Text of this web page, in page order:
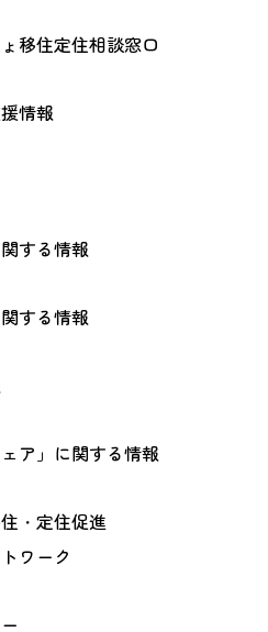
移住定住相談窓口
情報
する情報
する情報
ェア」に関する情報
・定住促進
ワーク